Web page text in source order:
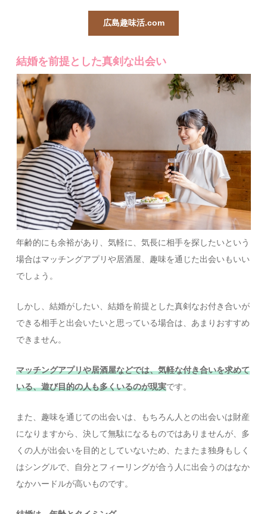
広島趣味活.com
結婚を前提とした真剣な出会い
年齢的にも余裕があり、気軽に、気長に相手を探したいという
場合はマッチングアプリや居酒屋、趣味を通じた出会いもいい
でしょう。
しかし、結婚がしたい、結婚を前提とした真剣なお付き合いが
できる相手と出会いたいと思っている場合は、あまりおすすめ
できません。
マッチングアプリや居酒屋などでは、気軽な付き合いを求めて
いる、遊び目的の人も多くいるのが現実です。
また、趣味を通じての出会いは、もちろん人との出会いは財産
になりますから、決して無駄になるものではありませんが、多
くの人が出会いを目的としていないため、たまたま独身もしく
はシングルで、自分とフィーリングが合う人に出会うのはなか
なかハードルが高いものです。